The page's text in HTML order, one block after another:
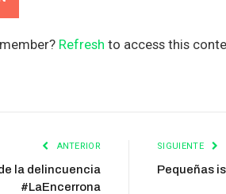
Refresh to access this
ANTERIOR
la delincuencia
#LaEncerrona
SIGUIENTE
Pequeñas